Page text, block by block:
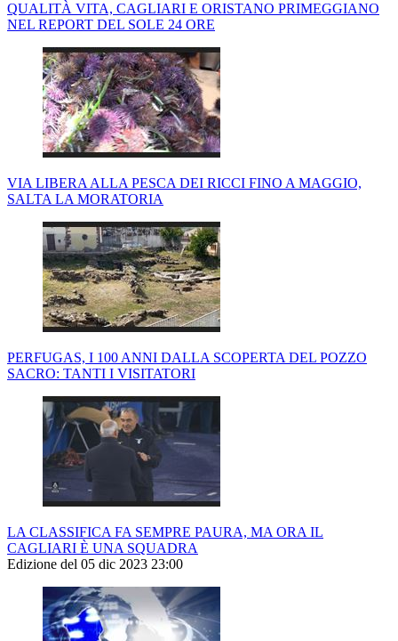
QUALITÀ VITA, CAGLIARI E ORISTANO PRIMEGGIANO
NEL REPORT DEL SOLE 24 ORE
VIA LIBERA ALLA PESCA DEI RICCI FINO A MAGGIO,
SALTA LA MORATORIA
PERFUGAS, I 100 ANNI DALLA SCOPERTA DEL POZZO
SACRO: TANTI I VISITATORI
LA CLASSIFICA FA SEMPRE PAURA, MA ORA IL
CAGLIARI È UNA SQUADRA
Edizione del 05 dic 2023 23:00